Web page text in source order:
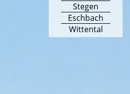
Stegen
Eschbach
Wittental